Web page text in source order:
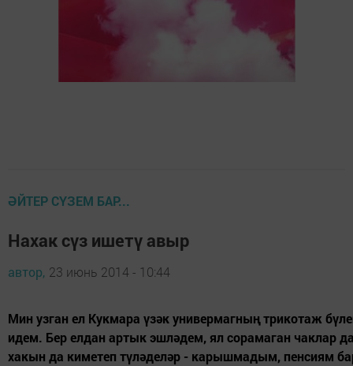
ӘЙТЕР СҮЗЕМ БАР...
Нахак сүз ишетү авыр
автор, 23 июнь 2014 - 10:44
Мин узган ел Кукмара үзәк универмагның трикотаж
идем. Бер елдан артык эшләдем, ял сорамаган чаклар
хакын да киметеп түләделәр - карышмадым, пенсиям